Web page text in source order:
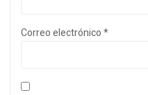
Correo electrónico*